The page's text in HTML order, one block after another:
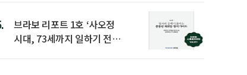
브라보 리포트 1호 ‘사오정
시대, 73세까지 일하기 전략’